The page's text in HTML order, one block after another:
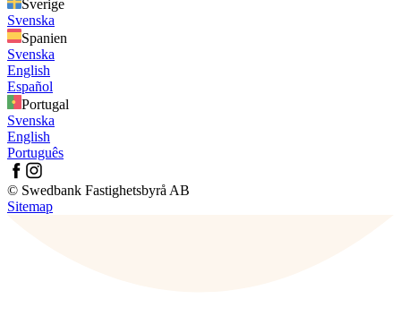
Sverige
Svenska
Spanien
Svenska
English
Español
Portugal
Svenska
English
Português
© Swedbank Fastighetsbyrå AB
Sitemap